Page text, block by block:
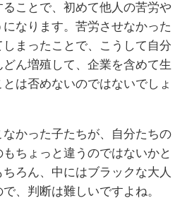
ことで、初めて他人の苦労や
なります。苦労させなかった
まったことで、こうして自分
ん増殖して、企業を含めて生
は否めないのではないでしょ
かった子たちが、自分たちの
ちょっと違うのではないかと
ろん、中にはブラックな大人
、判断は難しいですよね。